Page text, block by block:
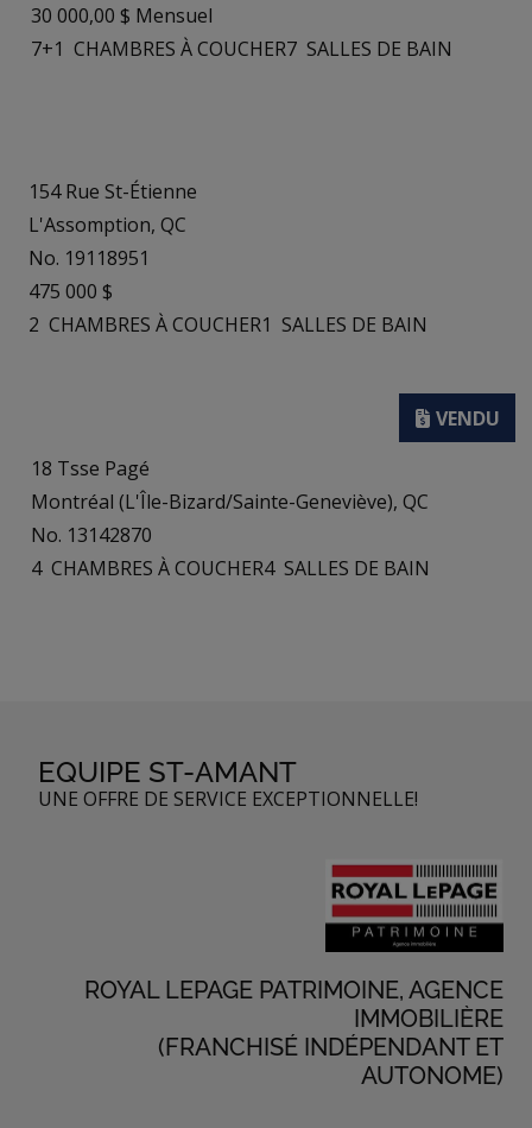
30 000,00 $ Mensuel
7+1 CHAMBRES À COUCHER7 SALLES DE BAIN
154 Rue St-Étienne
L'Assomption, QC
No. 19118951
475 000 $
2 CHAMBRES À COUCHER1 SALLES DE BAIN
18 Tsse Pagé
Montréal (L'Île-Bizard/Sainte-Geneviève), QC
No. 13142870
4 CHAMBRES À COUCHER4 SALLES DE BAIN
EQUIPE ST-AMANT
UNE OFFRE DE SERVICE EXCEPTIONNELLE!
ROYAL LEPAGE PATRIMOINE, AGENCE
IMMOBILIÈRE
(FRANCHISÉ INDÉPENDANT ET
AUTONOME)